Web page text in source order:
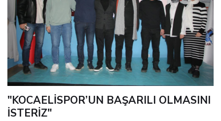
"KOCAELİSPOR’UN BAŞARILI OLMASINI
İSTERİZ"